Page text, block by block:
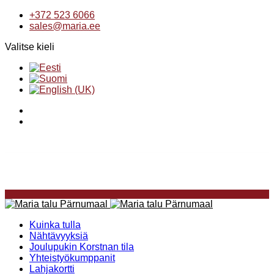
+372 523 6066
sales@maria.ee
Valitse kieli
Kuinka tulla
Nähtävyyksiä
Joulupukin Korstnan tila
Yhteistyökumppanit
Lahjakortti